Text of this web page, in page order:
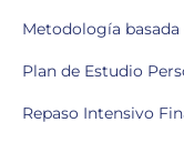
Metodología
Plan de Estudio
Repaso Intensivo